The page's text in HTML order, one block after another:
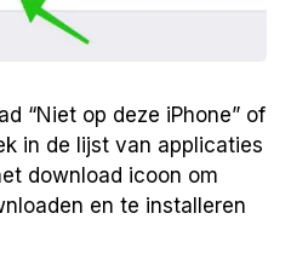
“Niet op deze iPhone” of
in de lijst van applicaties
download icoon om
en te installeren